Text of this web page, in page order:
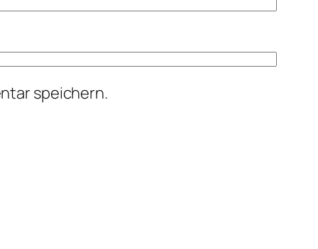
speichern.